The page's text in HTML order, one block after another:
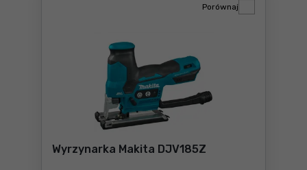
Wyrzynarka Makita DJV185Z
Porównaj